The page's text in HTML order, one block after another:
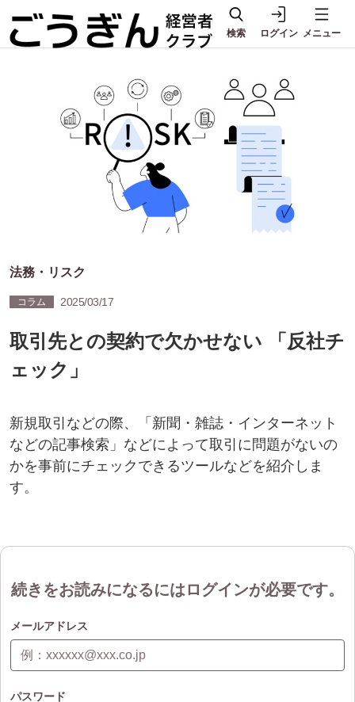
検索 ログイン メニュー
法務・リスク
コラム 2025/03/17
取引先との契約で欠かせない 「反社チ
ェック」
新規取引などの際、「新聞・雑誌・インターネット
などの記事検索」などによって取引に問題がないの
かを事前にチェックできるツールなどを紹介しま
す。
続きをお読みになるにはログインが必要です。
メールアドレス
パスワード